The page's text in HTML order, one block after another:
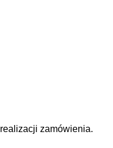
zamówienia.